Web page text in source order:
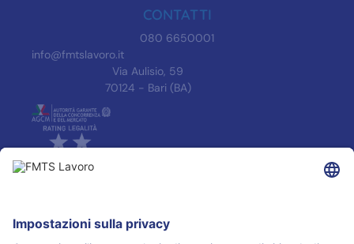
CONTATTI
080 6650001
info@fmtslavoro.it
Via Aulisio, 59
70124 - Bari (BA)
Accreditamenti